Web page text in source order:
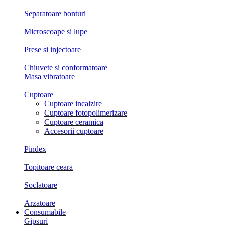
Separatoare bonturi
Microscoape si lupe
Prese si injectoare
Chiuvete si conformatoare
Masa vibratoare
Cuptoare
Cuptoare incalzire
Cuptoare fotopolimerizare
Cuptoare ceramica
Accesorii cuptoare
Pindex
Topitoare ceara
Soclatoare
Arzatoare
Consumabile
Gipsuri